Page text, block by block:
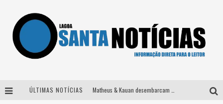
ÚLTIMAS NOTÍCIAS